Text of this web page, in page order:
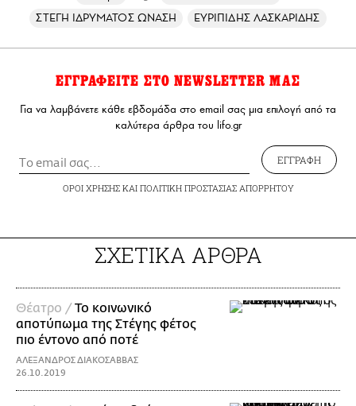
ΣΤΕΓΗ ΙΔΡΥΜΑΤΟΣ ΩΝΑΣΗ
ΕΥΡΙΠΙΔΗΣ ΛΑΣΚΑΡΙΔΗΣ
ΕΓΓΡΑΦΕΙΤΕ ΣΤΟ NEWSLETTER ΜΑΣ
Για να λαμβάνετε κάθε εβδομάδα στο email σας μια επιλογή από τα
καλύτερα άρθρα του lifo.gr
ΕΓΓΡΑΦΗ
ΟΡΟΙ ΧΡΗΣΗΣΚΑΙ ΠΟΛΙΤΙΚΗ ΠΡΟΣΤΑΣΙΑΣ ΑΠΟΡΡΗΤΟΥ
ΣΧΕΤΙΚΑ ΑΡΘΡΑ
Θέατρο /Το κοινωνικό
αποτύπωμα της Στέγης φέτος
πιο έντονο από ποτέ
ΑΛΕΞΑΝΔΡΟΣ ΔΙΑΚΟΣΑΒΒΑΣ
26.10.2019